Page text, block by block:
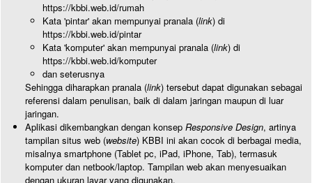
https://kbbi.web.id/rumah
Kata 'pintar' akan mempunyai pranala (link) di
https://kbbi.web.id/pintar
Kata 'komputer' akan mempunyai pranala (link) di
https://kbbi.web.id/komputer
dan seterusnya
Sehingga diharapkan pranala (link) tersebut dapat digunakan sebagai
referensi dalam penulisan, baik di dalam jaringan maupun di luar
jaringan.
Aplikasi dikembangkan dengan konsep Responsive Design, artinya
tampilan situs web (website) KBBI ini akan cocok di berbagai media,
misalnya smartphone (Tablet pc, iPad, iPhone, Tab), termasuk
komputer dan netbook/laptop. Tampilan web akan menyesuaikan
dengan ukuran layar yang digunakan.